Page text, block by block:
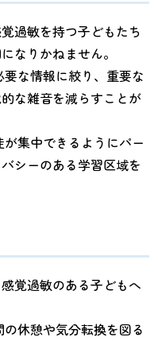
過敏を持つ子どもたち
なりかねません。
な情報に絞り、重要な
な雑音を減らすことが
が集中できるようにパー
シーのある学習区域を
覚過敏のある子どもへ
の休憩や気分転換を図る